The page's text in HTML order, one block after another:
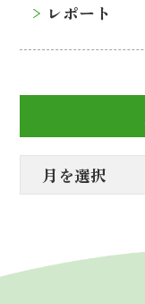
レポート